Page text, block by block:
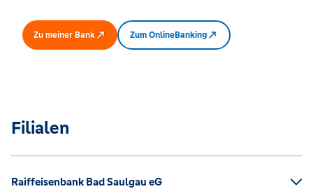
Zu meiner Bank Zum OnlineBanking
Filialen
Raiffeisenbank Bad Saulgau eG